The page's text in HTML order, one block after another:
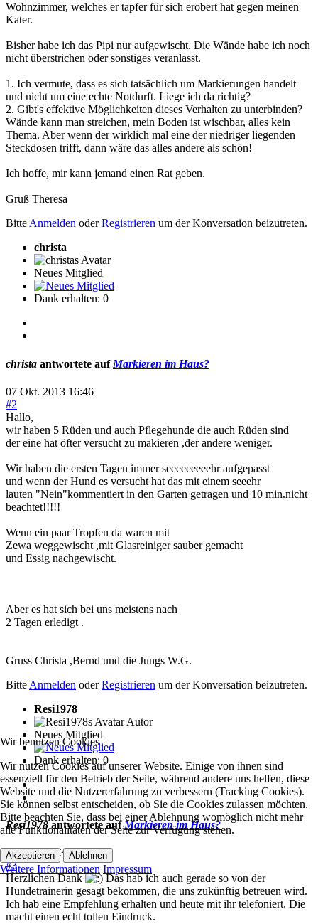
Wohnzimmer, welches er tapfer für sich erobert hat gegen meinen
Kater.
Bisher habe ich das Pipi nur aufgewischt. Die Wände habe ich noch
nicht überstrichen oder sonstiges veranlasst.
1. Ich vermute, dass es sich tatsächlich um Markierungen handelt
und nicht um eine echte Notdurft. Liege ich da richtig?
2. Gibt's effektive Möglichkeiten dieses Verhalten zu unterbinden?
Wände kann man streichen, mein Boden ist wischbar, alles kein
Thema. Aber wenn der wirklich mal eine der niedriger liegenden
Steckdosen trifft, dann wäre das alles andere als schön!
Ich hoffe, mir kann jemand einen Rat geben.
Gruß Theresa
BitteAnmelden oderRegistrieren um der Konversation beizutreten.
christa
Neues Mitglied
Dank erhalten: 0
christa antwortete auf Markieren im Haus?
07 Okt. 2013 16:46
#2
Hallo,
wir haben 5 Rüden und auch Pflegehunde die auch Rüden sind
der eine hat öfter versucht zu makieren ,der andere weniger.
Wir haben die ersten Tagen immer seeeeeeeeehr aufgepasst
und wenn der Hund es versucht hat das mit einem seeehr
lauten "Nein"kommentiert in den Garten getragen und 10 min.nicht
beachtet!!!!!
Wenn ein paar Tropfen da waren mit
Zewa weggewischt ,mit Glasreiniger sauber gemacht
und Essig nachgewischt.
Aber es hat sich bei uns meistens nach
2 Tagen erledigt .
Gruss Christa ,Bernd und die Jungs W.G.
Bitte Anmelden oderRegistrieren um der Konversation beizutreten.
Resi1978
Autor
Neues Mitglied
Dank erhalten: 0
Resi1978antwortete aufMarkieren im Haus?
07 Okt. 2013 17:02
#3
Herzlichen Dank
Das hab ich auch gerade so von der
Hundetrainerin gesagt bekommen, die uns zukünftig betreuen wird.
Ich hab eine Empfehlung erhalten und heute mit ihr telefoniert. Die
macht einen echt tollen Eindruck.
Wir benutzen Cookies
Wir nutzen Cookies auf unserer Website. Einige von ihnen sind
essenziell für den Betrieb der Seite, während andere uns helfen, diese
Website und die Nutzererfahrung zu verbessern (Tracking Cookies).
Sie können selbst entscheiden, ob Sie die Cookies zulassen möchten.
Bitte beachten Sie, dass bei einer Ablehnung womöglich nicht mehr
alle Funktionalitäten der Seite zur Verfügung stehen.
Akzeptieren Ablehnen
Weitere Informationen Impressum